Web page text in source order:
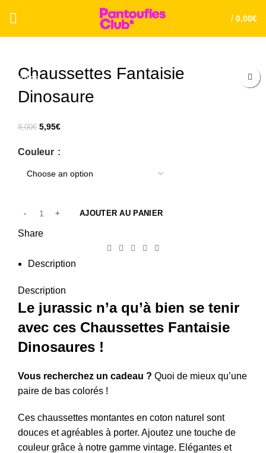
/ 0,00€
SOLDE
Chaussettes Fantaisie
Dinosaure
8,00€ 5,95€
Couleur
AJOUTER AU PANIER
Share
Description
Description
Le jurassic n’a qu’à bien se tenir
avec ces Chaussettes Fantaisie
Dinosaures !
Vous recherchez un cadeau ? Quoi de mieux qu’une
paire de bas colorés !
Ces chaussettes montantes en coton naturel sont
douces et agréables à porter. Ajoutez une touche de
couleur grâce à notre gamme vintage. Elégantes et